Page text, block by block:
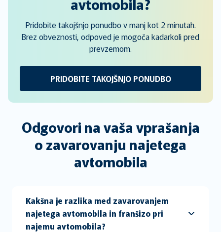
avtomobila?
Pridobite takojšnjo ponudbo v manj kot 2 minutah.
Brez obveznosti, odpoved je mogoča kadarkoli pred
prevzemom.
PRIDOBITE TAKOJŠNJO PONUDBO
Odgovori na vaša vprašanja
o zavarovanju najetega
avtomobila
Kakšna je razlika med zavarovanjem
najetega avtomobila in franšizo pri
najemu avtomobila?